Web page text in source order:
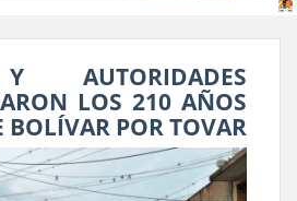
AUTORIDADES
LOS 210 AÑOS
BOLÍVAR POR TOVAR